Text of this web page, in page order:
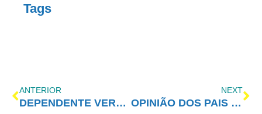
Tags
ANTERIOR
DEPENDENTE VERSUS FAMILIARES
NEXT
OPINIÃO DOS PAIS INFLUENCIA CONSUMO DE ÁLCOOL PELOS FILHOS